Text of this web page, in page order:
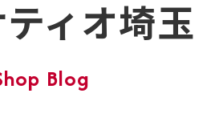
ィオ埼玉